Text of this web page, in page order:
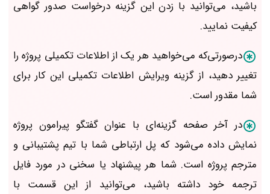
باشید، می‌توانید با زدن این گزینه درخواست صدور گواهی
کیفیت نمایید.
درصورتی‌که می‌خواهید هر یک از اطلاعات تکمیلی پروژه را
تغییر دهید، از گزینه ویرایش اطلاعات تکمیلی این کار برای
شما مقدور است.
در آخر صفحه گزینه‌ای با عنوان گفتگو پیرامون پروژه
نمایش داده می‌شود که پل ارتباطی شما با تیم پشتیبانی و
مترجم پروژه است. شما هر پیشنهاد یا سخنی در مورد فایل
ترجمه خود داشته باشید، می‌توانید از این قسمت با